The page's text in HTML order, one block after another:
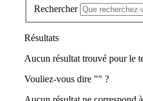
Rechercher
Résultats
Aucun résultat trouvé pour le
Vouliez-vous dire "" ?